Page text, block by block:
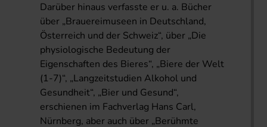
Darüber hinaus verfasste er u. a. Bücher
über „Brauereimuseen in Deutschland,
Österreich und der Schweiz“, über „Die
physiologische Bedeutung der
Eigenschaften des Bieres“, „Biere der Welt
(1-7)“, „Langzeitstudien Alkohol und
Gesundheit“, „Bier und Gesund“,
erschienen im Fachverlag Hans Carl,
Nürnberg, aber auch über „Berühmte